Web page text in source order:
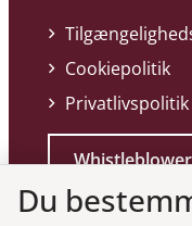
Cookiepolitik
Privatlivspolitik
Whistleblower
Du